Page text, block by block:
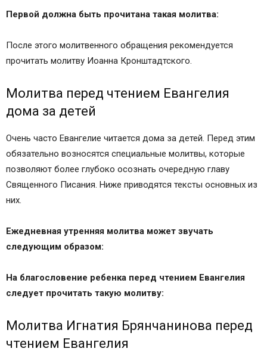
Первой должна быть прочитана такая молитва:
После этого молитвенного обращения рекомендуется
прочитать молитву Иоанна Кронштадтского.
Молитва перед чтением Евангелия
дома за детей
Очень часто Евангелие читается дома за детей. Перед этим
обязательно возносятся специальные молитвы, которые
позволяют более глубоко осознать очередную главу
Священного Писания. Ниже приводятся тексты основных из
них.
Ежедневная утренняя молитва может звучать
следующим образом:
На благословение ребенка перед чтением Евангелия
следует прочитать такую молитву:
Молитва Игнатия Брянчанинова перед
чтением Евангелия